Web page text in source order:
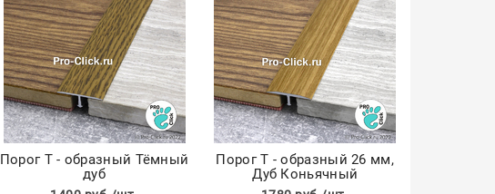
Порог Т - образный Тёмный
дуб
Порог Т - образный 26 мм,
Дуб Коньячный